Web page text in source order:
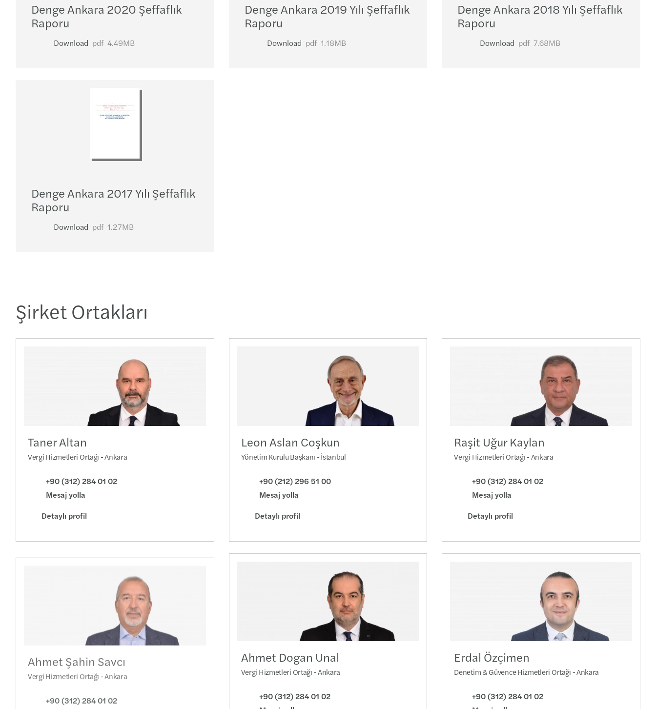
Denge Ankara 2020 Şeffaflık
Raporu
Download pdf 4.49MB
Denge Ankara 2019 Yılı Şeffaflık
Raporu
Download pdf 1.18MB
Denge Ankara 2018 Yılı Şeffaflık
Raporu
Download pdf 7.68MB
Denge Ankara 2017 Yılı Şeffaflık
Raporu
Download pdf 1.27MB
Şirket Ortakları
Taner Altan
Vergi Hizmetleri Ortağı - Ankara
+90 (312) 284 01 02
Mesaj yolla
Detaylı profil
Leon Aslan Coşkun
Yönetim Kurulu Başkanı - İstanbul
+90 (212) 296 51 00
Mesaj yolla
Detaylı profil
Raşit Uğur Kaylan
Vergi Hizmetleri Ortağı - Ankara
+90 (312) 284 01 02
Mesaj yolla
Detaylı profil
Ahmet Şahin Savcı
Vergi Hizmetleri Ortağı - Ankara
+90 (312) 284 01 02
Ahmet Dogan Unal
Vergi Hizmetleri Ortağı - Ankara
+90 (312) 284 01 02
Erdal Özçimen
Denetim & Güvence Hizmetleri Ortağı - Ankara
+90 (312) 284 01 02